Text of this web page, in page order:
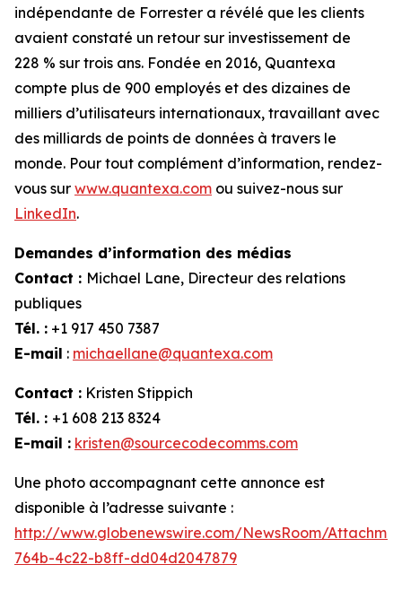
indépendante de Forrester a révélé que les clients
avaient constaté un retour sur investissement de
228 % sur trois ans. Fondée en 2016, Quantexa
compte plus de 900 employés et des dizaines de
milliers d’utilisateurs internationaux, travaillant avec
des milliards de points de données à travers le
monde. Pour tout complément d’information, rendez-
vous sur www.quantexa.com ou suivez-nous sur
LinkedIn.
Demandes d’information des médias
Contact : Michael Lane, Directeur des relations
publiques
Tél. : +1 917 450 7387
E-mail : michaellane@quantexa.com
Contact : Kristen Stippich
Tél. : +1 608 213 8324
E-mail : kristen@sourcecodecomms.com
Une photo accompagnant cette annonce est
disponible à l’adresse suivante :
http://www.globenewswire.com/NewsRoom/
764b-4c22-b8ff-dd04d2047879